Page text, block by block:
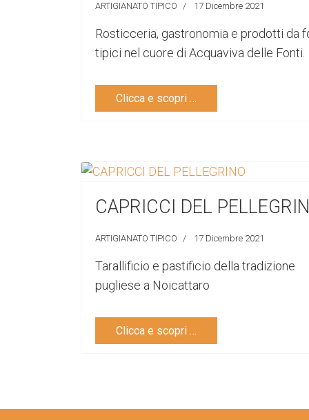
ARTIGIANATO TIPICO 17 Dicembre 2021
Rosticceria, gastronomia e prodotti da
tipici nel cuore di Acquaviva delle Fonti.
Clicca e scopri …
CAPRICCI DEL
ARTIGIANATO TIPICO 17 Dicembre 2021
Tarallificio e pastificio della tradizione
pugliese a Noicattaro
Clicca e scopri …